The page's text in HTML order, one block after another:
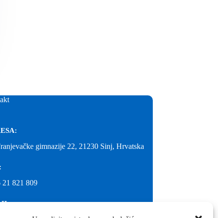
gimnazije 22, 21230 Sinj, Hrvatska
21 821 809